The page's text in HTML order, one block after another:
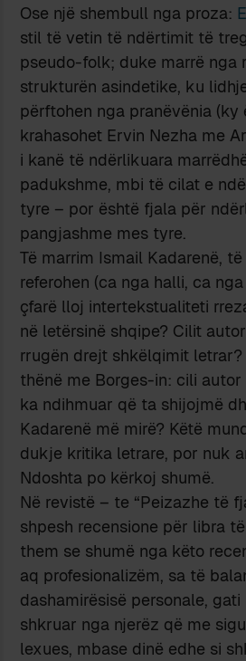
Ose një shembull nga proza:
stil të vetin të ndërtimit të
pseudo-folk; duke marrë nga
strukturën asindetike, ku
përftohen nga pranëvënia (ky
krahasohet Ervin Nezha me
i kanë të ndërlikuara
padukshme, mbi të cilat e
tyre – por është fjala për
pangjashme mes tyre.
Të marrim Ismail Kadarenë,
referohen (ca nga halli, ca
çfarë lloj intertekstualiteti
në letërsinë shqipe? Cilit
rrugën drejt shkëlqimit
thënë me Borges-in: cili
ka ndihmuar që ta shijojmë
Kadarenë më mirë? Këtë
dukje kritika letrare, por nuk
Ndoshta po kërkoj shumë.
Në revistë – te “Peizazhe të
shpesh recensione për libra
them se shumë nga këto
aq profesionalizëm, sa të
dashamirësisë personale,
shkruar nga njerëz që me
lexues, mbase dinë edhe si